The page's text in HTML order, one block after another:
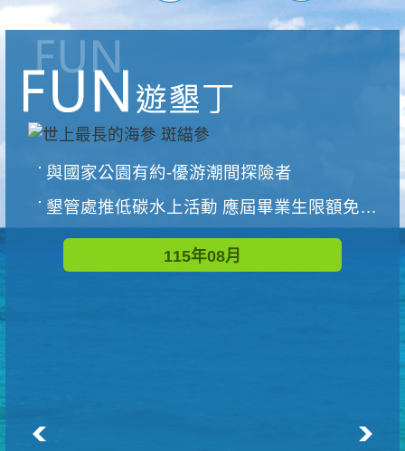
與國家公園有約-優游潮間探險者
墾管處推低碳水上活動 應屆畢業生限額免費參加
115年08月